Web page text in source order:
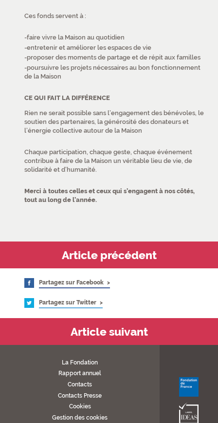
Ces fonds servent à :
faire vivre la Maison au quotidien
entretenir et améliorer les espaces de vie
proposer des moments de partage et de répit aux familles
poursuivre les projets nécessaires au bon fonctionnement
de la Maison
CE QUI FAIT LA DIFFÉRENCE
Rien ne serait possible sans l’engagement des bénévoles, le
soutien des partenaires, la générosité des donateurs et
l’énergie collective autour de la Maison
Chaque participation, chaque geste, chaque événement
contribue à faire de la Maison un véritable lieu de vie, de
solidarité et d’humanité.
Merci à toutes celles et ceux qui s’engagent à nos côtés,
tout au long de l’année.
Article précédent
Article suivant
Partagez sur Facebook
Partagez sur Twitter
La Fondation
Rapport annuel
Contacts
Contacts Presse
Cookies
Gestion des cookies